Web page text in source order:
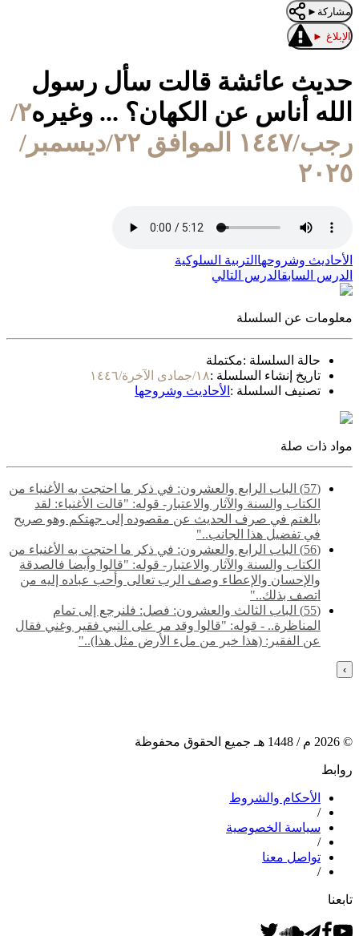
مشاركة ►
الإبلاغ ►
حديث عائشة قالت سأل رسول
الله أناس عن الكهان؟ ... وغيره ٢/
رجب/١٤٤٧ الموافق ٢٢/ديسمبر/
٢٠٢٥
الأحاديث وشروحها التربية السلوكية
الدرس السابقالدرس التالي
معلومات عن السلسلة
حالة السلسلة :مكتملة
تاريخ إنشاء السلسلة :١٨/جمادى الآخرة/١٤٤٦
تصنيف السلسلة : الأحاديث وشروحها
مواد ذات صلة
(57) الباب الرابع والعشرون: في ذكر ما احتجت به الأغنياء من
الكتاب والسنة والآثار والاعتبار- قوله: "قالت الأغنياء: لقد
بالغتم في صرف الحديث عن مقصوده إلى جهتكم وهو صريح
في تفضيل هذا الجانب.."
(56) الباب الرابع والعشرون: في ذكر ما احتجت به الأغنياء من
الكتاب والسنة والآثار والاعتبار- قوله: "قالوا وأيضا فالصدقة
والإحسان والإعطاء وصف الرب تعالى وأحب عباده إليه من
اتصف بذلك.."
(55) ‌‌الباب الثالث والعشرون: فصل: فلنرجع إلى تمام
المناظرة.. - قوله: "قالوا وقد مر على النبي فقير وغني فقال
عن الفقير: (هذا خير من ملء الأرض مثل هذا).."
›
©
2026 م / 1448 هـ جميع الحقوق محفوظة
روابط
الأحكام والشروط
/
سياسة الخصوصية
/
تواصل معنا
/
تابعنا